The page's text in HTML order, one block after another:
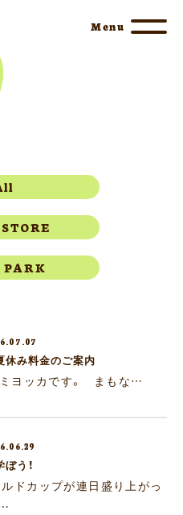
PARK
休み料金のご案内
ミヨッカです。 まもな…
う！
ドカップが連日盛り上がっ